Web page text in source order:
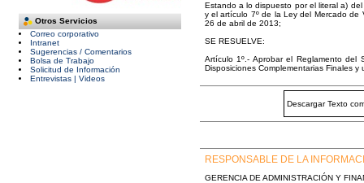
Otros Servicios
Correo corporativo
Intranet
Sugerencias / Comentarios
Bolsa de Trabajo
Solicitud de Información
Entrevistas | Videos
Estando a lo dispuesto por el literal a)
y el artículo 7º de la Ley del Mercado
26 de abril de 2013;
SE RESUELVE:
Artículo 1º.- Aprobar el Reglamento
Disposiciones Complementarias Finales
Descargar Texto
RESPONSABLE DE LA
GERENCIA DE ADMINISTRACIÓN Y